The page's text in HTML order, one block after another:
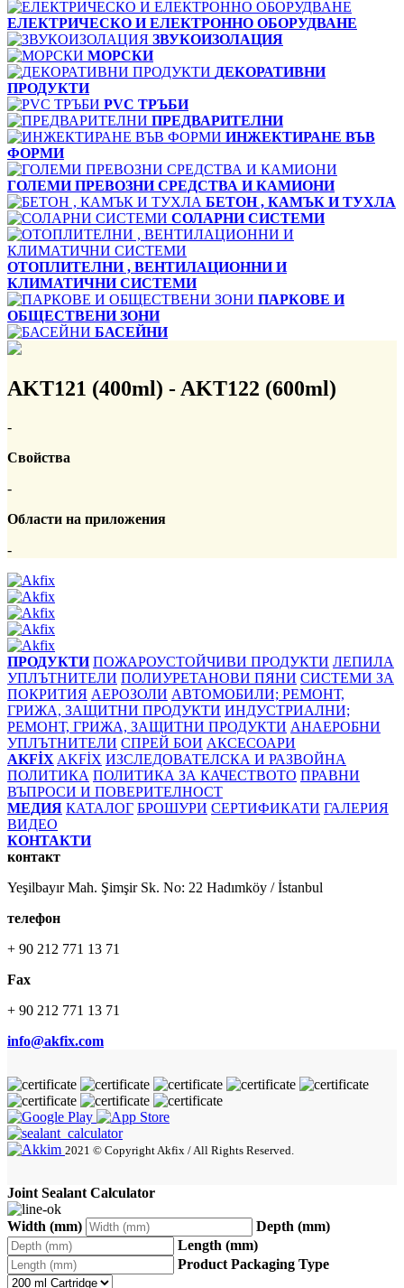
ЕЛЕКТРИЧЕСКО И ЕЛЕКТРОННО ОБОРУДВАНЕ
ЗВУКОИЗОЛАЦИЯ
МОРСКИ
ДЕКОРАТИВНИ
ПРОДУКТИ
PVC ТРЪБИ
ПРЕДВАРИТЕЛНИ
ИНЖЕКТИРАНЕ ВЪВ
ФОРМИ
ГОЛЕМИ ПРЕВОЗНИ СРЕДСТВА И КАМИОНИ
БЕТОН , КАМЪК И ТУХЛА
СОЛАРНИ СИСТЕМИ
ОТОПЛИТЕЛНИ , ВЕНТИЛАЦИОННИ И
КЛИМАТИЧНИ СИСТЕМИ
ПАРКОВЕ И
ОБЩЕСТВЕНИ ЗОНИ
БАСЕЙНИ
AKT121 (400ml) - AKT122 (600ml)
-
Свойства
-
Области на приложения
-
ПРОДУКТИ ПОЖАРОУСТОЙЧИВИ ПРОДУКТИ ЛЕПИЛА
УПЛЪТНИТЕЛИ ПОЛИУРЕТАНОВИ ПЯНИ СИСТЕМИ ЗА
ПОКРИТИЯ АЕРОЗОЛИ АВТОМОБИЛИ; РЕМОНТ,
ГРИЖА, ЗАЩИТНИ ПРОДУКТИ ИНДУСТРИАЛНИ;
РЕМОНТ, ГРИЖА, ЗАЩИТНИ ПРОДУКТИ АНАЕРОБНИ
УПЛЪТНИТЕЛИ СПРЕЙ БОИ АКСЕСОАРИ
AKFİX AKFİX ИЗСЛЕДОВАТЕЛСКА И РАЗВОЙНА
ПОЛИТИКА ПОЛИТИКА ЗА КАЧЕСТВОТО ПРАВНИ
ВЪПРОСИ И ПОВЕРИТЕЛНОСТ
МЕДИЯ КАТАЛОГ БРОШУРИ СЕРТИФИКАТИ ГАЛЕРИЯ
ВИДЕО
КОНТАКТИ
контакт
Yeşilbayır Mah. Şimşir Sk. No: 22 Hadımköy / İstanbul
телефон
+ 90 212 771 13 71
Fax
+ 90 212 771 13 71
info@akfix.com
2021 © Copyright Akfix / All Rights Reserved.
Joint Sealant Calculator
Width (mm)
Depth (mm)
Length (mm)
Product Packaging Type